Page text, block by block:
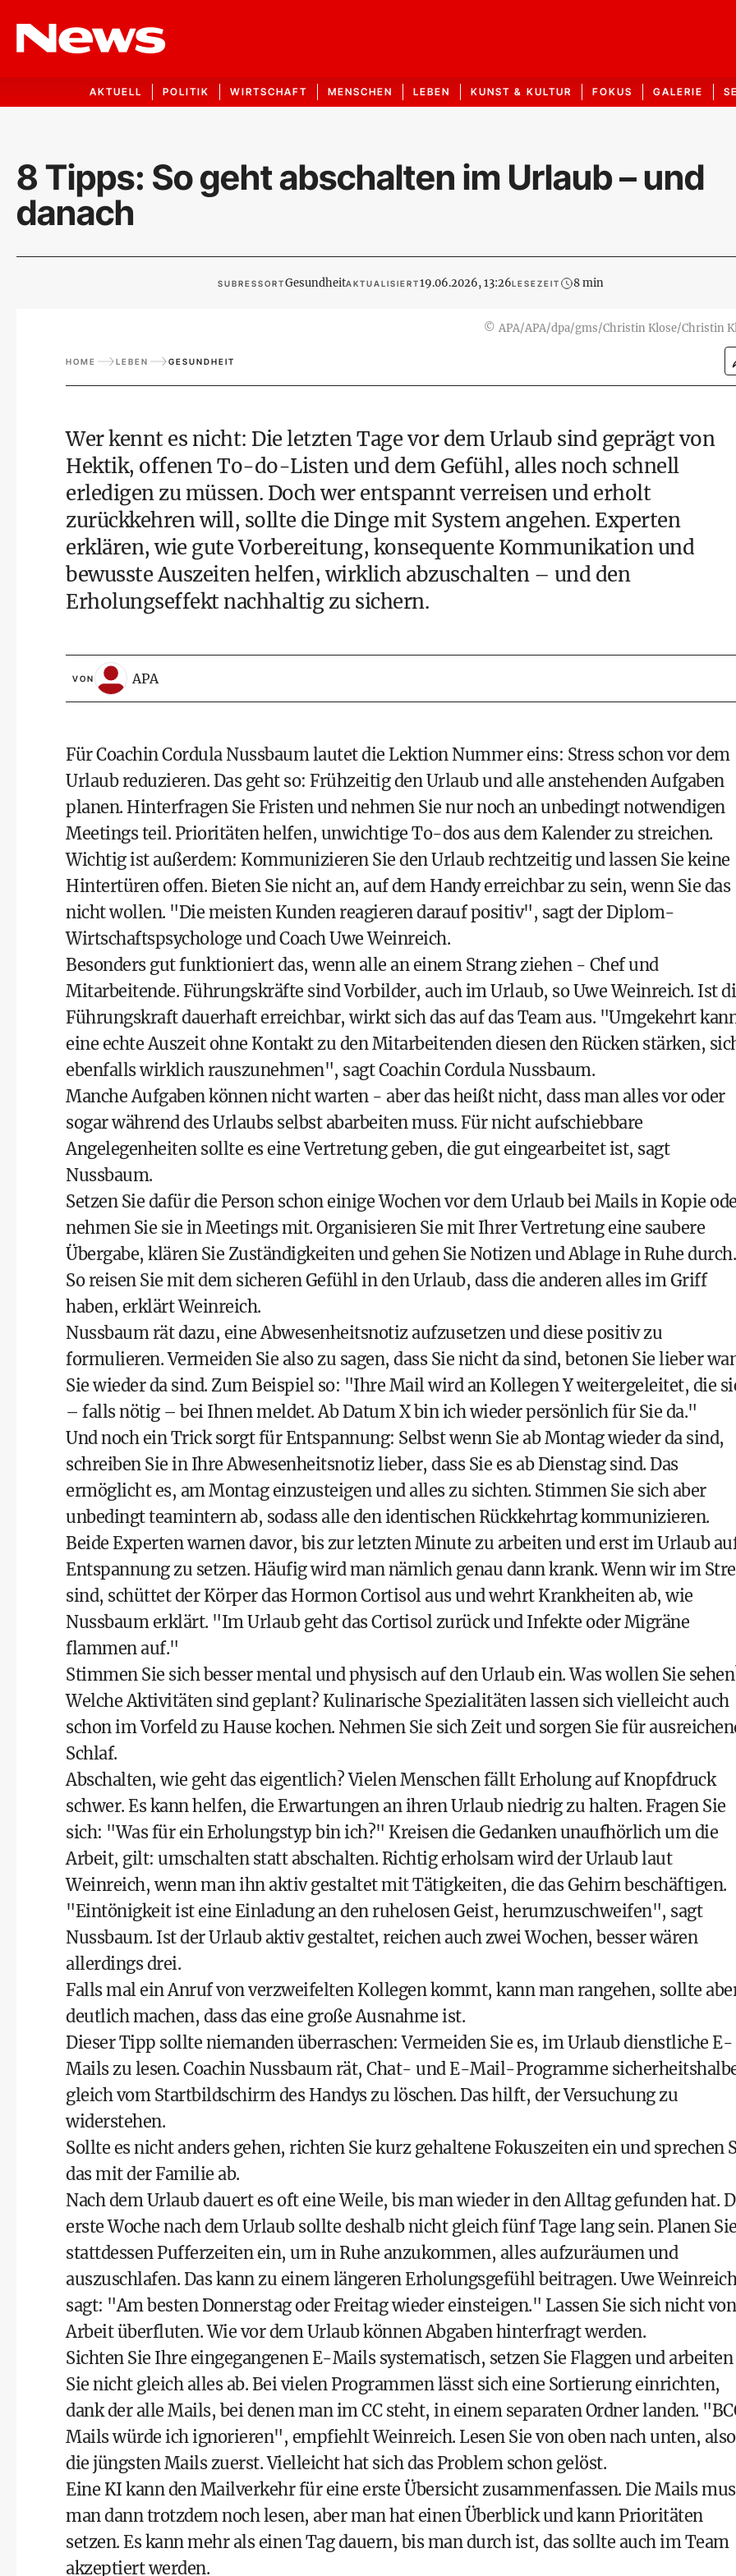
AKTUELL POLITIK WIRTSCHAFT MENSCHEN LEBEN KUNST & KULTUR FOKUS GALERIE
8 Tipps: So geht abschalten im Urlaub – und
danach
SUBRESSORTGesundheitAKTUALISIERT19.06.2026, 13:26LESEZEIT 8 min
© APA/APA/dpa/gms/Christin Klose/Christin
HOME LEBEN GESUNDHEIT
Wer kennt es nicht: Die letzten Tage vor dem Urlaub sind geprägt von
Hektik, offenen To-do-Listen und dem Gefühl, alles noch schnell
erledigen zu müssen. Doch wer entspannt verreisen und erholt
zurückkehren will, sollte die Dinge mit System angehen. Experten
erklären, wie gute Vorbereitung, konsequente Kommunikation und
bewusste Auszeiten helfen, wirklich abzuschalten – und den
Erholungseffekt nachhaltig zu sichern.
VON APA
Für Coachin Cordula Nussbaum lautet die Lektion Nummer eins: Stress schon vor dem
Urlaub reduzieren. Das geht so: Frühzeitig den Urlaub und alle anstehenden Aufgaben
planen. Hinterfragen Sie Fristen und nehmen Sie nur noch an unbedingt notwendigen
Meetings teil. Prioritäten helfen, unwichtige To-dos aus dem Kalender zu streichen.
Wichtig ist außerdem: Kommunizieren Sie den Urlaub rechtzeitig und lassen Sie keine
Hintertüren offen. Bieten Sie nicht an, auf dem Handy erreichbar zu sein, wenn Sie das
nicht wollen. "Die meisten Kunden reagieren darauf positiv", sagt der Diplom-
Wirtschaftspsychologe und Coach Uwe Weinreich.
Besonders gut funktioniert das, wenn alle an einem Strang ziehen - Chef und
Mitarbeitende. Führungskräfte sind Vorbilder, auch im Urlaub, so Uwe Weinreich. Ist
Führungskraft dauerhaft erreichbar, wirkt sich das auf das Team aus. "Umgekehrt
eine echte Auszeit ohne Kontakt zu den Mitarbeitenden diesen den Rücken stärken,
ebenfalls wirklich rauszunehmen", sagt Coachin Cordula Nussbaum.
Manche Aufgaben können nicht warten - aber das heißt nicht, dass man alles vor oder
sogar während des Urlaubs selbst abarbeiten muss. Für nicht aufschiebbare
Angelegenheiten sollte es eine Vertretung geben, die gut eingearbeitet ist, sagt
Nussbaum.
Setzen Sie dafür die Person schon einige Wochen vor dem Urlaub bei Mails in Kopie
nehmen Sie sie in Meetings mit. Organisieren Sie mit Ihrer Vertretung eine saubere
Übergabe, klären Sie Zuständigkeiten und gehen Sie Notizen und Ablage in Ruhe durch.
So reisen Sie mit dem sicheren Gefühl in den Urlaub, dass die anderen alles im Griff
haben, erklärt Weinreich.
Nussbaum rät dazu, eine Abwesenheitsnotiz aufzusetzen und diese positiv zu
formulieren. Vermeiden Sie also zu sagen, dass Sie nicht da sind, betonen Sie lieber
Sie wieder da sind. Zum Beispiel so: "Ihre Mail wird an Kollegen Y weitergeleitet, die
– falls nötig – bei Ihnen meldet. Ab Datum X bin ich wieder persönlich für Sie da."
Und noch ein Trick sorgt für Entspannung: Selbst wenn Sie ab Montag wieder da sind,
schreiben Sie in Ihre Abwesenheitsnotiz lieber, dass Sie es ab Dienstag sind. Das
ermöglicht es, am Montag einzusteigen und alles zu sichten. Stimmen Sie sich aber
unbedingt teamintern ab, sodass alle den identischen Rückkehrtag kommunizieren.
Beide Experten warnen davor, bis zur letzten Minute zu arbeiten und erst im Urlaub
Entspannung zu setzen. Häufig wird man nämlich genau dann krank. Wenn wir im
sind, schüttet der Körper das Hormon Cortisol aus und wehrt Krankheiten ab, wie
Nussbaum erklärt. "Im Urlaub geht das Cortisol zurück und Infekte oder Migräne
flammen auf."
Stimmen Sie sich besser mental und physisch auf den Urlaub ein. Was wollen Sie
Welche Aktivitäten sind geplant? Kulinarische Spezialitäten lassen sich vielleicht auch
schon im Vorfeld zu Hause kochen. Nehmen Sie sich Zeit und sorgen Sie für
Schlaf.
Abschalten, wie geht das eigentlich? Vielen Menschen fällt Erholung auf Knopfdruck
schwer. Es kann helfen, die Erwartungen an ihren Urlaub niedrig zu halten. Fragen Sie
sich: "Was für ein Erholungstyp bin ich?" Kreisen die Gedanken unaufhörlich um die
Arbeit, gilt: umschalten statt abschalten. Richtig erholsam wird der Urlaub laut
Weinreich, wenn man ihn aktiv gestaltet mit Tätigkeiten, die das Gehirn beschäftigen.
"Eintönigkeit ist eine Einladung an den ruhelosen Geist, herumzuschweifen", sagt
Nussbaum. Ist der Urlaub aktiv gestaltet, reichen auch zwei Wochen, besser wären
allerdings drei.
Falls mal ein Anruf von verzweifelten Kollegen kommt, kann man rangehen, sollte
deutlich machen, dass das eine große Ausnahme ist.
Dieser Tipp sollte niemanden überraschen: Vermeiden Sie es, im Urlaub dienstliche E-
Mails zu lesen. Coachin Nussbaum rät, Chat- und E-Mail-Programme
gleich vom Startbildschirm des Handys zu löschen. Das hilft, der Versuchung zu
widerstehen.
Sollte es nicht anders gehen, richten Sie kurz gehaltene Fokuszeiten ein und sprechen
das mit der Familie ab.
Nach dem Urlaub dauert es oft eine Weile, bis man wieder in den Alltag gefunden hat.
erste Woche nach dem Urlaub sollte deshalb nicht gleich fünf Tage lang sein. Planen Sie
stattdessen Pufferzeiten ein, um in Ruhe anzukommen, alles aufzuräumen und
auszuschlafen. Das kann zu einem längeren Erholungsgefühl beitragen. Uwe Weinreich
sagt: "Am besten Donnerstag oder Freitag wieder einsteigen." Lassen Sie sich nicht von
Arbeit überfluten. Wie vor dem Urlaub können Abgaben hinterfragt werden.
Sichten Sie Ihre eingegangenen E-Mails systematisch, setzen Sie Flaggen und arbeiten
Sie nicht gleich alles ab. Bei vielen Programmen lässt sich eine Sortierung einrichten,
dank der alle Mails, bei denen man im CC steht, in einem separaten Ordner landen.
Mails würde ich ignorieren", empfiehlt Weinreich. Lesen Sie von oben nach unten, also
die jüngsten Mails zuerst. Vielleicht hat sich das Problem schon gelöst.
Eine KI kann den Mailverkehr für eine erste Übersicht zusammenfassen. Die Mails
man dann trotzdem noch lesen, aber man hat einen Überblick und kann Prioritäten
setzen. Es kann mehr als einen Tag dauern, bis man durch ist, das sollte auch im Team
akzeptiert werden.